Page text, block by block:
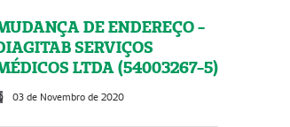
DE ENDEREÇO -
SERVIÇOS
LTDA (54003267-5)
03 de Novembro de 2020